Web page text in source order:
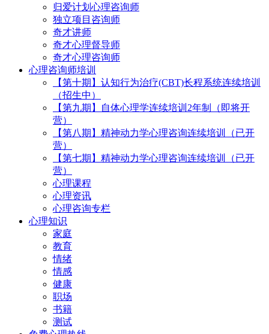
归爱计划心理咨询师
独立项目咨询师
奇才讲师
奇才心理督导师
奇才心理咨询师
心理咨询师培训
【第十期】认知行为治疗(CBT)长程系统连续培训
（招生中）
【第九期】自体心理学连续培训2年制（即将开
营）
【第八期】精神动力学心理咨询连续培训（已开
营）
【第七期】精神动力学心理咨询连续培训（已开
营）
心理课程
心理资讯
心理咨询专栏
心理知识
家庭
教育
情绪
情感
健康
职场
书籍
测试